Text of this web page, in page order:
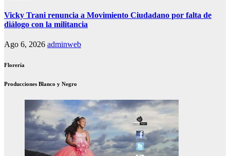
Vicky Trani renuncia a Movimiento Ciudadano por falta de
diálogo con la militancia
Ago 6, 2026 adminweb
Florería
Producciones Blanco y Negro